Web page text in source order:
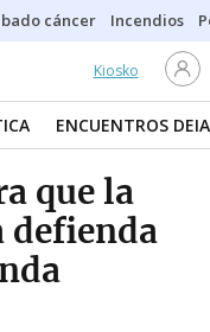
cáncer Incendios
Kiosko
ENCUENTROS DEIA
que la
defienda